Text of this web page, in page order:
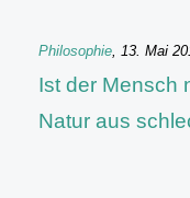
Philosophie, 13. Mai
Ist der Mensch
Natur aus